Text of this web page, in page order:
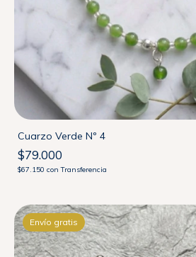
Cuarzo Verde Nº 4
$79.000
$67.150 con Transferencia
Envío gratis